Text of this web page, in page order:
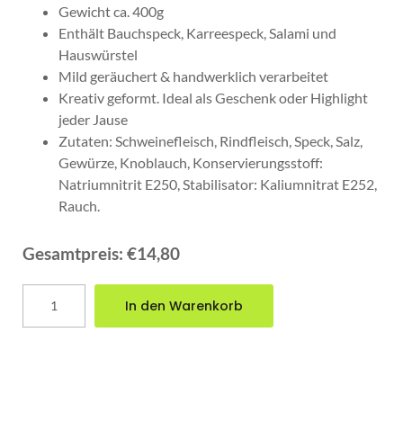
Gewicht ca. 400g
Enthält Bauchspeck, Karreespeck, Salami und
Hauswürstel
Mild geräuchert & handwerklich verarbeitet
Kreativ geformt. Ideal als Geschenk oder Highlight
jeder Jause
Zutaten: Schweinefleisch, Rindfleisch, Speck, Salz,
Gewürze, Knoblauch, Konservierungsstoff:
Natriumnitrit E250, Stabilisator: Kaliumnitrat E252,
Rauch.
14,80
Gesamtpreis: €14,80
In den Warenkorb